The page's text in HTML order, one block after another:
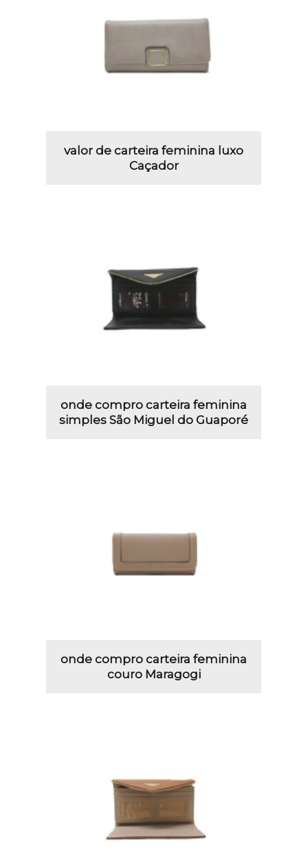
valor de carteira feminina luxo
Caçador
onde compro carteira feminina
simples São Miguel do Guaporé
onde compro carteira feminina
couro Maragogi